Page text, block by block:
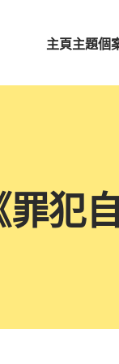
主頁主題個
犯